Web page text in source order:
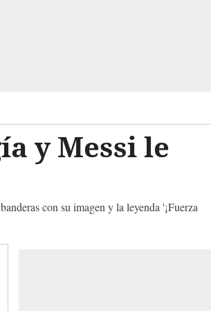
y Messi le
con su imagen y la leyenda '¡Fuerza